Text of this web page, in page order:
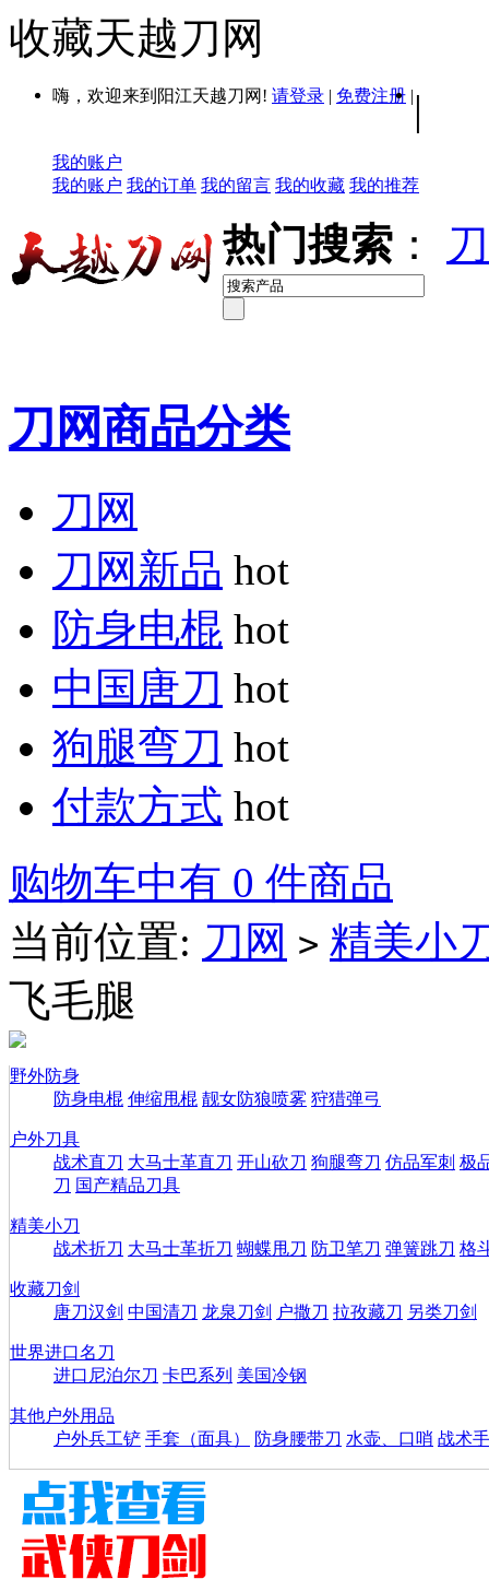
收藏天越刀网
嗨，欢迎来到阳江天越刀网! 请登录 | 免费注册 | |
我的账户
我的账户 我的订单 我的留言 我的收藏 我的推荐
热门搜索 ：
刀网商品分类
刀网
刀网新品 hot
防身电棍 hot
中国唐刀 hot
狗腿弯刀 hot
付款方式 hot
购物车中有 0 件商品
当前位置: 刀网 > 精美小
飞毛腿
野外防身
防身电棍 伸缩甩棍 靓女防狼喷雾 狩猎弹弓
户外刀具
战术直刀 大马士革直刀 开山砍刀 狗腿弯刀 仿品军刺 极
刀 国产精品刀具
精美小刀
战术折刀 大马士革折刀 蝴蝶甩刀 防卫笔刀 弹簧跳刀 格
收藏刀剑
唐刀汉剑 中国清刀 龙泉刀剑 户撒刀 拉孜藏刀 另类刀剑
世界进口名刀
进口尼泊尔刀 卡巴系列 美国冷钢
其他户外用品
户外兵工铲 手套（面具） 防身腰带刀 水壶、口哨 战术